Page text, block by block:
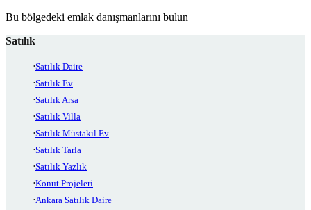
Bu bölgedeki emlak danışmanlarını bulun
Satılık
Satılık Daire
Satılık Ev
Satılık Arsa
Satılık Villa
Satılık Müstakil Ev
Satılık Tarla
Satılık Yazlık
Konut Projeleri
Ankara Satılık Daire